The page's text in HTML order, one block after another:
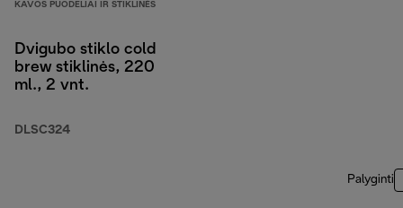
KAVOS PUODELIAI IR STIKLINĖS
Dvigubo stiklo cold
brew stiklinės, 220
ml., 2 vnt.
DLSC324
Palyginti